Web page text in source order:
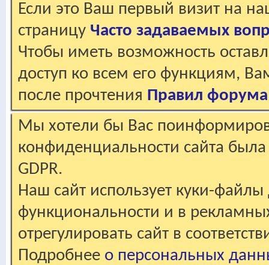
Если это Ваш первый визит на
страницу Часто задаваемых
Чтобы иметь возможность
доступ ко всем его функциям,
после прочтения Правил форума
Мы хотели бы Вас
конфиденциальности сайта
GDPR.
Наш сайт использует куки-файлы
функциональности и в
отрегулировать сайт в
Подробнее о персональных